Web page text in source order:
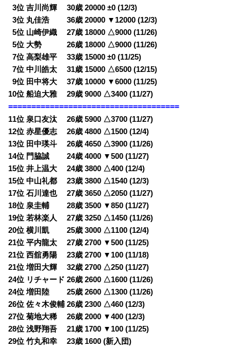
03位 吉川尚輝 30歳 20000 ±0 (12/3)
03位 丸佳浩 36歳 20000 ▼12000 (12/3)
05位 山崎伊織 27歳 18000 △9000 (11/26)
05位 大勢 26歳 18000 △9000 (11/26)
07位 高梨雄平 33歳 15000 ±0 (11/25)
07位 中川皓太 31歳 15000 △6500 (12/15)
09位 田中将大 37歳 10000 ▼6000 (11/25)
10位 船迫大雅 29歳 9000 △3400 (11/27)
=====================================
11位 泉口友汰 26歳 5900 △3700 (11/27)
12位 赤星優志 26歳 4800 △1500 (12/4)
13位 田中瑛斗 26歳 4650 △3900 (11/26)
14位 門脇誠 24歳 4000 ▼500 (11/27)
15位 井上温大 24歳 3800 △400 (12/4)
15位 中山礼都 23歳 3800 △1540 (12/3)
17位 石川達也 27歳 3650 △2050 (11/27)
18位 泉圭輔 28歳 3500 ▼850 (11/27)
19位 若林楽人 27歳 3250 △1450 (11/26)
20位 横川凱 25歳 3000 △1100 (12/4)
21位 平内龍太 27歳 2700 ▼500 (11/25)
21位 西舘勇陽 23歳 2700 ▼100 (11/18)
21位 増田大輝 32歳 2700 △250 (11/27)
24位 リチャード 26歳 2600 △1600 (11/26)
24位 増田陸 25歳 2600 △1300 (11/26)
26位 佐々木俊輔 26歳 2300 △460 (12/3)
27位 菊地大稀 26歳 2000 ▼400 (12/3)
28位 浅野翔吾 21歳 1700 ▼100 (11/25)
29位 竹丸和幸 23歳 1600 (新入団)